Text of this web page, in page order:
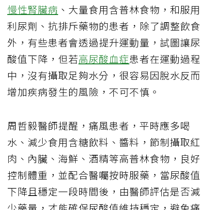
慢性腎臟病 、大量食用含普林食物，和服用
利尿劑、抗排斥藥物的患者，除了調整飲食
外，有些患者會透過提升運動量，試圖讓尿
酸值下降，但若高尿酸血症患者在運動過程
中，沒有攝取足夠水分，很容易因脫水反而
增加疾病發生的風險，不可不慎。
周哲毅醫師提醒，痛風患者，平時應多喝
水、減少食用含糖飲料、醬料，節制攝取紅
肉、內臟、海鮮、酒精等高普林食物，良好
控制體重，並配合醫囑按時服藥，當尿酸值
下降且穩定一段時間後，由醫師評估是否減